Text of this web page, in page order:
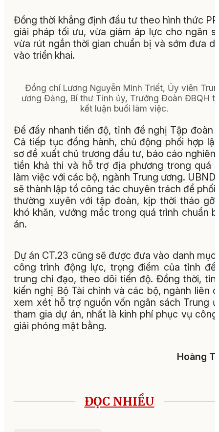
Đồng thời khẳng định đầu tư theo hình thức
giải pháp tối ưu, vừa giảm áp lực cho ngân
vừa rút ngắn thời gian chuẩn bị và sớm đưa
vào triển khai.
Đồng chí Lương Nguyễn Minh Triết, Ủy viên
ương Đảng, Bí thư Tỉnh ủy, Trưởng Đoàn ĐBQH
kết luận buổi làm việc.
Để đẩy nhanh tiến độ, tỉnh đề nghị Tập đoàn
Cả tiếp tục đồng hành, chủ động phối hợp
sơ đề xuất chủ trương đầu tư, báo cáo nghiên
tiền khả thi và hỗ trợ địa phương trong quá
làm việc với các bộ, ngành Trung ương. UBND
sẽ thành lập tổ công tác chuyên trách để phối
thường xuyên với tập đoàn, kịp thời tháo gỡ
khó khăn, vướng mắc trong quá trình chuẩn
án.
Dự án CT.23 cũng sẽ được đưa vào danh mục
công trình động lực, trọng điểm của tỉnh
trung chỉ đạo, theo dõi tiến độ. Đồng thời,
kiến nghị Bộ Tài chính và các bộ, ngành liên
xem xét hỗ trợ nguồn vốn ngân sách Trung
tham gia dự án, nhất là kinh phí phục vụ
giải phóng mặt bằng.
Hoàng
ĐỌC NHIỀU